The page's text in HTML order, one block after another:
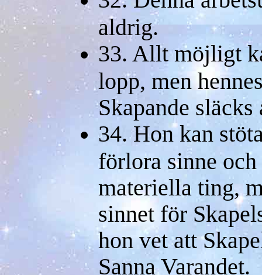
aldrig.
33. Allt möjligt
lopp, men
Skapande
34. Hon kan
förlora sinne
materiella ting,
sinnet för
hon vet att
Sanna Varandet.